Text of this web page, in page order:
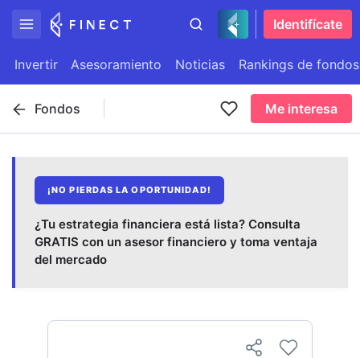
Identifícate
Invertir Asesoramiento Noticias Rankings de fondos
Fondos Me interesa
¡NO PIERDAS LA OPORTUNIDAD!
¿Tu estrategia financiera está lista? Consulta
GRATIS con un asesor financiero y toma ventaja
del mercado